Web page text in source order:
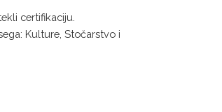
certifikaciju.
Kulture, Stočarstvo i